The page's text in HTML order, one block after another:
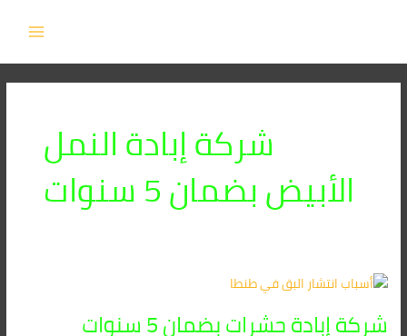
شركة إبادة النمل
الأبيض بضمان 5 سنوات
شركة إبادة حشرات بضمان 5 سنوات
شركة
حشرات